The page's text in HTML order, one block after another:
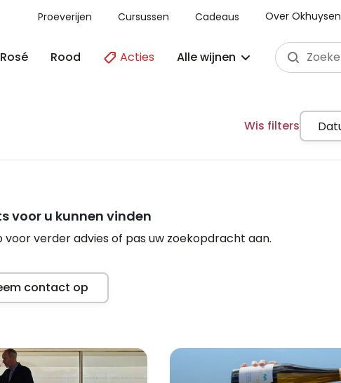
Proeverijen Cursussen Cadeaus Over Okhuysen
Rosé Rood Acties Alle wijnen
Wis filters
voor u kunnen vinden
verder advies of pas uw zoekopdracht aan.
contact op